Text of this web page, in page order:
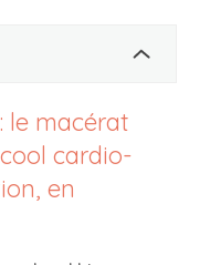
le macérat
cardio-
en